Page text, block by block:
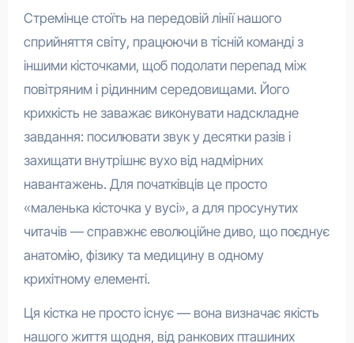
Стремінце стоїть на передовій лінії нашого
сприйняття світу, працюючи в тісній команді з
іншими кісточками, щоб подолати перепад між
повітряним і рідинним середовищами. Його
крихкість не заважає виконувати надскладне
завдання: посилювати звук у десятки разів і
захищати внутрішнє вухо від надмірних
навантажень. Для початківців це просто
«маленька кісточка у вусі», а для просунутих
читачів — справжнє еволюційне диво, що поєднує
анатомію, фізику та медицину в одному
крихітному елементі.
Ця кістка не просто існує — вона визначає якість
нашого життя щодня, від ранкових пташиних